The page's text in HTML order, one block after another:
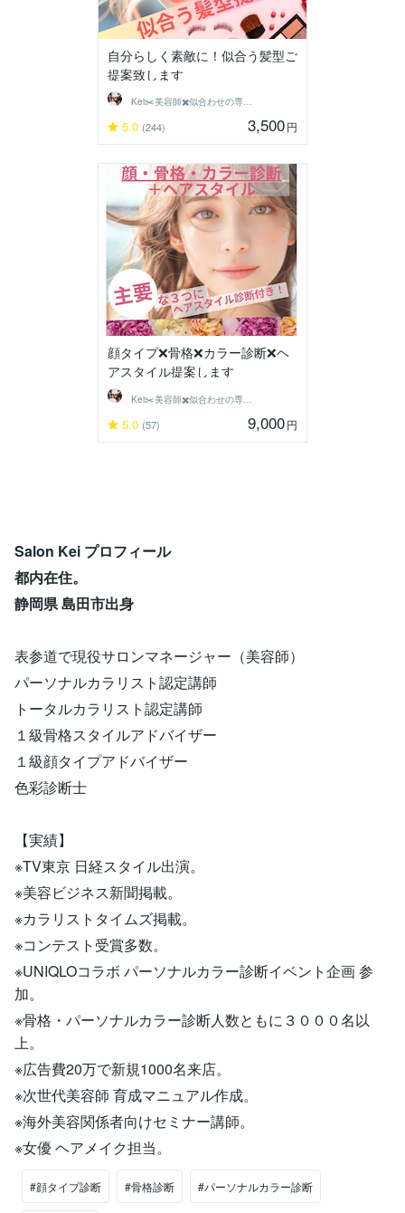
自分らしく素敵に！似合う髪型ご
提案致します
Kei✂️美容師✖️似合わせの専門家
5.0 (244) 3,500円
顔タイプ❌骨格❌カラー診断❌ヘ
アスタイル提案します
5.0 (57) 9,000円
Salon Kei プロフィール
都内在住。
静岡県 島田市出身
表参道で現役サロンマネージャー（美容師）
パーソナルカラリスト認定講師
トータルカラリスト認定講師
１級骨格スタイルアドバイザー
１級顔タイプアドバイザー
色彩診断士
【実績】
※TV東京 日経スタイル出演。
※美容ビジネス新聞掲載。
※カラリストタイムズ掲載。
※コンテスト受賞多数。
※UNIQLOコラボ パーソナルカラー診断イベント企画 参
加。
※骨格・パーソナルカラー診断人数ともに３０００名以
上。
※広告費20万で新規1000名来店。
※次世代美容師 育成マニュアル作成。
※海外美容関係者向けセミナー講師。
※女優 ヘアメイク担当。
#顔タイプ診断 #骨格診断 #パーソナルカラー診断